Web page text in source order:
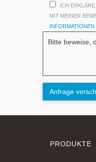
ICH
MIT MEINER
Bitte beweise,
PRODUKTE